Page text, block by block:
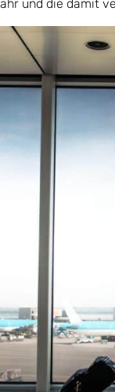
und die damit